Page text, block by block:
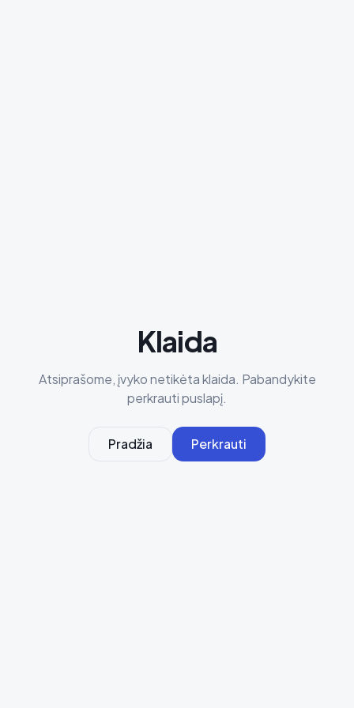
Klaida
Atsiprašome, įvyko netikėta klaida. Pabandykite
perkrauti puslapį.
Pradžia Perkrauti